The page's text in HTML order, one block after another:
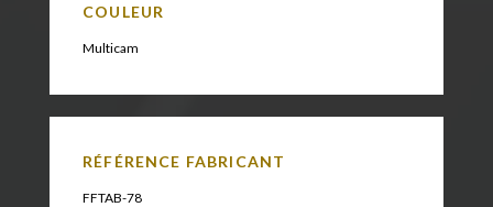
COULEUR
Multicam
RÉFÉRENCE FABRICANT
FFTAB-78